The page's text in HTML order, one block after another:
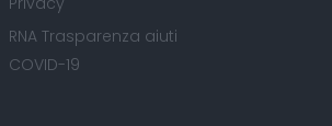
RNA Trasparenza aiuti
COVID-19